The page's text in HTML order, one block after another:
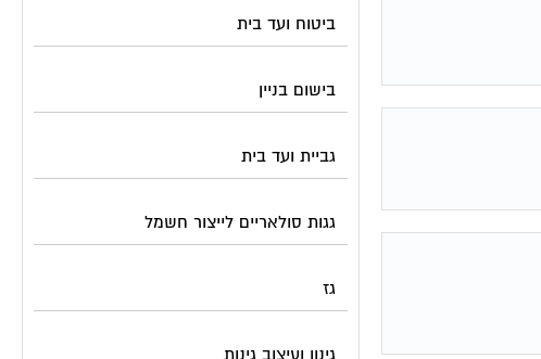
ביטוח ועד בית
בישום בניין
גביית ועד בית
גגות סולאריים לייצור חשמל
גז
גינון ועיצוב גינות